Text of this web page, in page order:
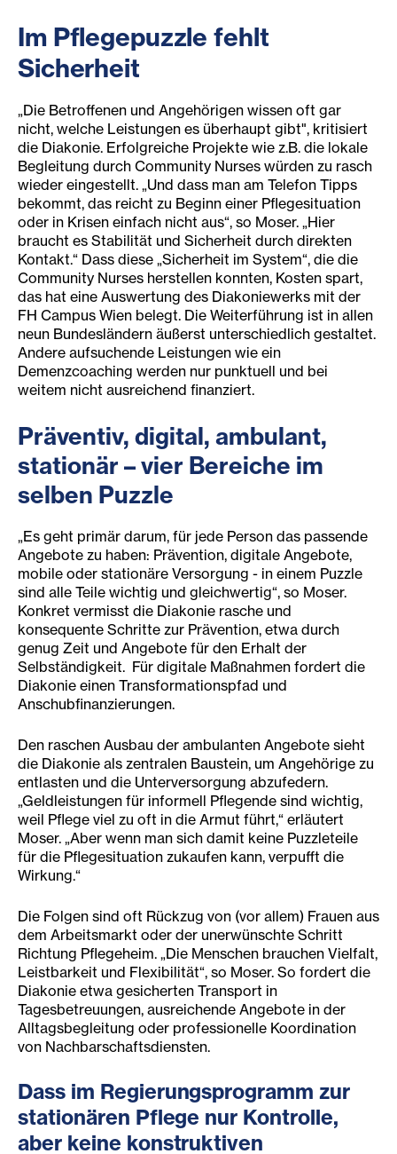
Im Pflegepuzzle fehlt
Sicherheit
„Die Betroffenen und Angehörigen wissen oft gar
nicht, welche Leistungen es überhaupt gibt", kritisiert
die Diakonie. Erfolgreiche Projekte wie z.B. die lokale
Begleitung durch Community Nurses würden zu rasch
wieder eingestellt. „Und dass man am Telefon Tipps
bekommt, das reicht zu Beginn einer Pflegesituation
oder in Krisen einfach nicht aus“, so Moser. „Hier
braucht es Stabilität und Sicherheit durch direkten
Kontakt.“ Dass diese „Sicherheit im System“, die die
Community Nurses herstellen konnten, Kosten spart,
das hat eine Auswertung des Diakoniewerks mit der
FH Campus Wien belegt. Die Weiterführung ist in allen
neun Bundesländern äußerst unterschiedlich gestaltet.
Andere aufsuchende Leistungen wie ein
Demenzcoaching werden nur punktuell und bei
weitem nicht ausreichend finanziert.
Präventiv, digital, ambulant,
stationär – vier Bereiche im
selben Puzzle
„Es geht primär darum, für jede Person das passende
Angebote zu haben: Prävention, digitale Angebote,
mobile oder stationäre Versorgung - in einem Puzzle
sind alle Teile wichtig und gleichwertig“, so Moser.
Konkret vermisst die Diakonie rasche und
konsequente Schritte zur Prävention, etwa durch
genug Zeit und Angebote für den Erhalt der
Selbständigkeit. Für digitale Maßnahmen fordert die
Diakonie einen Transformationspfad und
Anschubfinanzierungen.
Den raschen Ausbau der ambulanten Angebote sieht
die Diakonie als zentralen Baustein, um Angehörige zu
entlasten und die Unterversorgung abzufedern.
„Geldleistungen für informell Pflegende sind wichtig,
weil Pflege viel zu oft in die Armut führt,“ erläutert
Moser. „Aber wenn man sich damit keine Puzzleteile
für die Pflegesituation zukaufen kann, verpufft die
Wirkung.“
Die Folgen sind oft Rückzug von (vor allem) Frauen aus
dem Arbeitsmarkt oder der unerwünschte Schritt
Richtung Pflegeheim. „Die Menschen brauchen Vielfalt,
Leistbarkeit und Flexibilität“, so Moser. So fordert die
Diakonie etwa gesicherten Transport in
Tagesbetreuungen, ausreichende Angebote in der
Alltagsbegleitung oder professionelle Koordination
von Nachbarschaftsdiensten.
Dass im Regierungsprogramm zur
stationären Pflege nur Kontrolle,
aber keine konstruktiven